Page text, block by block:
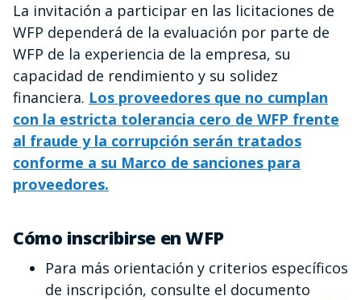
La invitación a participar en las licitaciones de
WFP dependerá de la evaluación por parte de
WFP de la experiencia de la empresa, su
capacidad de rendimiento y su solidez
financiera. Los proveedores que no cumplan
con la estricta tolerancia cero de WFP frente
al fraude y la corrupción serán tratados
conforme a su Marco de sanciones para
proveedores.
Cómo inscribirse en WFP
Para más orientación y criterios específicos
de inscripción, consulte el documento